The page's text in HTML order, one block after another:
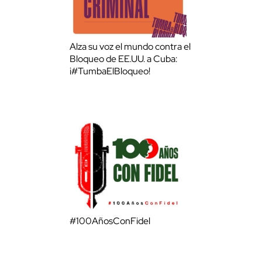
Alza su voz el mundo contra el
Bloqueo de EE.UU. a Cuba:
¡#TumbaElBloqueo!
#100AñosConFidel